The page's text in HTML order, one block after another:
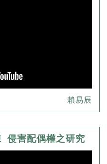
賴易辰
侵害配偶權之研究